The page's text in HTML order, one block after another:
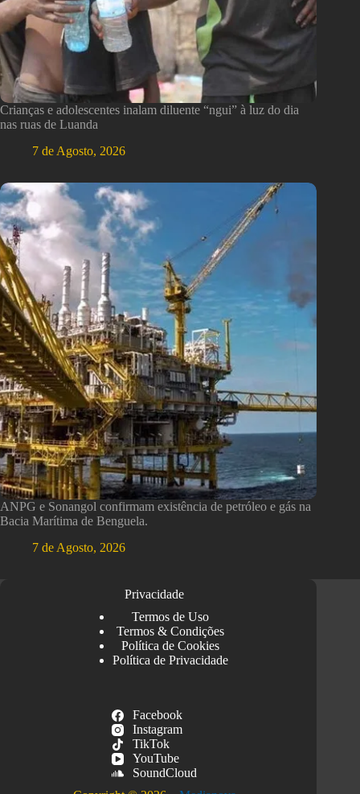
Crianças e adolescentes inalam diluente “ngui” à luz do dia
nas ruas de Luanda
7 de Agosto, 2026
ANPG e Sonangol confirmam existência de petróleo e gás na
Bacia Marítima de Benguela.
7 de Agosto, 2026
Privacidade
Termos de Uso
Termos & Condições
Política de Cookies
Política de Privacidade
Facebook
Instagram
TikTok
YouTube
SoundCloud